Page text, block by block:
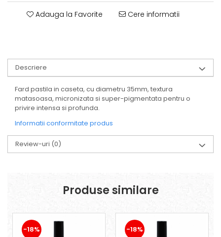
Adauga la Favorite Cere informatii
Descriere
Fard pastila in caseta, cu diametru 35mm, textura
matasoasa, micronizata si super-pigmentata pentru o
privire intensa si profunda.
Informatii conformitate produs
Review-uri (0)
Produse similare
-18% -18%